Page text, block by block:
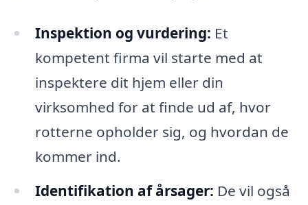
Inspektion og vurdering: Et
kompetent firma vil starte med at
inspektere dit hjem eller din
virksomhed for at finde ud af, hvor
rotterne opholder sig, og hvordan de
kommer ind.
Identifikation af årsager: De vil også